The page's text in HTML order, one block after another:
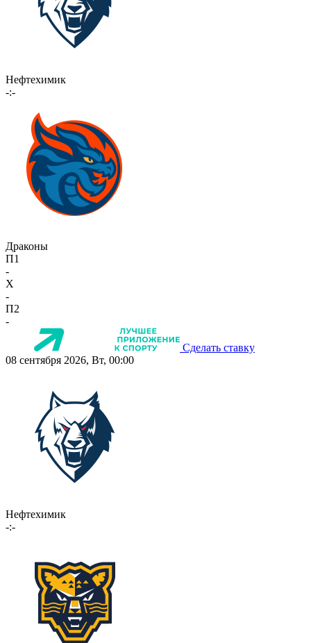
Нефтехимик
-:-
Драконы
П1
-
X
-
П2
-
Сделать ставку
08 сентября 2026, Вт, 00:00
Нефтехимик
-:-